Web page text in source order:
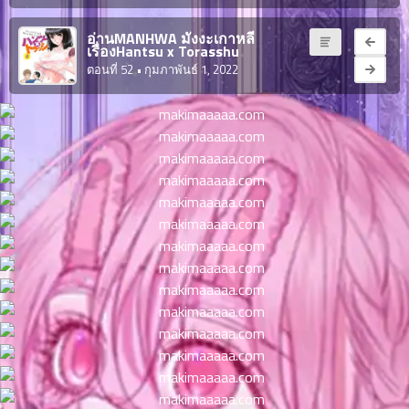
จบแล้ว
มังงะ NTR
บุ๊กมาร์ก
อ่านมังงะ
อ่านMANHWA มังงะเกาหลี
เรื่องHantsu x Torasshu
ตอนที่ 52 • กุมภาพันธ์ 1, 2022
น
6
ตอน
ที่
น
7
ตอน
ที่
น
8
ตอน
ที่
น
9
ตอน
ที่
น
10
ตอน
ที่